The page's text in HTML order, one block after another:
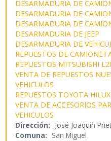
DESARMADURIA DE
DESARMADURIA DE
DESARMADURIA DE
DESARMADURIA DE JEEP
DESARMADURIA DE
REPUESTOS DE
REPUESTOS MITSUBISHI
VENTA DE REPUESTOS
VEHICULOS
REPUESTOS TOYOTA
VENTA DE ACCESORIOS
VEHICULOS
Dirección: José Joaquín
Comuna: San Miguel